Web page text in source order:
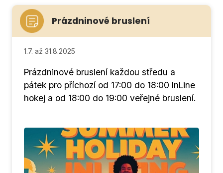
Prázdninové bruslení
1.7. až 31.8.2025
Prázdninové bruslení každou středu a
pátek pro příchozí od 17:00 do 18:00 InLine
hokej a od 18:00 do 19:00 veřejné bruslení.